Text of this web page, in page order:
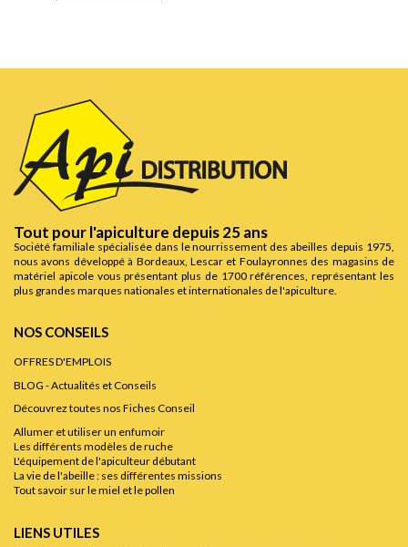
Tout pour l'apiculture depuis 25 ans
Société familiale spécialisée dans le nourrissement des abeilles depuis 1975,
nous avons développé à Bordeaux, Lescar et Foulayronnes des magasins de
matériel apicole vous présentant plus de 1700 références, représentant les
plus grandes marques nationales et internationales de l'apiculture.
NOS CONSEILS
OFFRES D'EMPLOIS
BLOG - Actualités et Conseils
Découvrez toutes nos Fiches Conseil
Allumer et utiliser un enfumoir
Les différents modèles de ruche
L'équipement de l'apiculteur débutant
La vie de l'abeille : ses différentes missions
Tout savoir sur le miel et le pollen
LIENS UTILES